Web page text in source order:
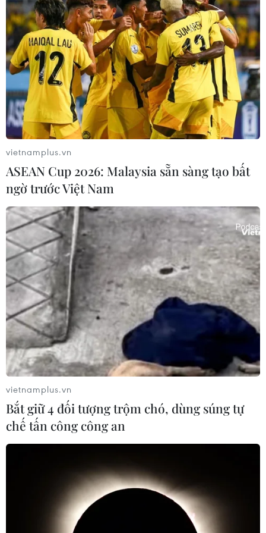
sóng" vì tuyển Việt Nam, chỉ ra lý do
Indonesia thua đau
04/08/2026 02:32
'Hủy diệt' Indonesia 3-0, tuyển Việt
Nam khẳng định vị thế nhà vô địch
ASEAN Cup
03/08/2026 15:39
Xem thêm
CƠ QUAN CHỦ QUẢN: THÔNG TẤN XÃ VIỆT NAM
Tổng Biên tập: TRẦN TIẾN DUẨN
Phó Tổng Biên tập: NGUYỄN THỊ TÁM, KHÚC THANH
THỦY
Sở hữu trí tuệ
RSS
Hỗ trợ
Ngôn ngữ
Dịch vụ tin
Quảng cáo
Giấy phép số: 1374/GP-BTTTT do Bộ Thông tin và Truyền thông
cấp ngày 11/9/2008.
Quảng cáo: Phó TBT Nguyễn Thị Tám: 093.5958688, Email:
vietnamplus.vn
ASEAN Cup 2026: Malaysia sẵn sàng tạo bất
ngờ trước Việt Nam
vietnamplus.vn
Bắt giữ 4 đối tượng trộm chó, dùng súng tự
chế tấn công công an